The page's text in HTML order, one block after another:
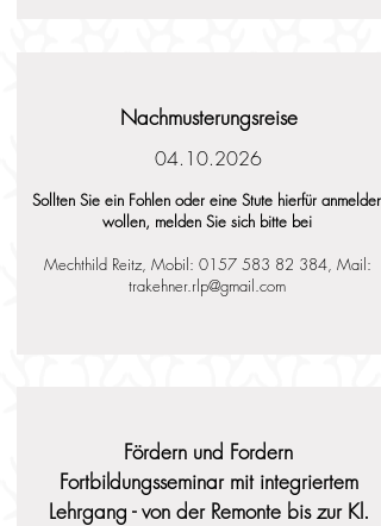
Nachmusterungsreise
04.10.2026
Sollten Sie ein Fohlen oder eine Stute hierfür anmelden
wollen, melden Sie sich bitte bei
Mechthild Reitz, Mobil: 0157 583 82 384, Mail:
trakehner.rlp@gmail.com
Fördern und Fordern
Fortbildungsseminar mit integriertem
Lehrgang - von der Remonte bis zur Kl.